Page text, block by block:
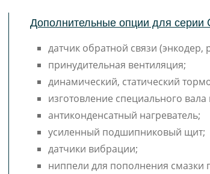
Дополнительные опции для серии
датчик обратной связи (энкодер,
принудительная вентиляция;
динамический, статический
изготовление специального
антиконденсатный нагреватель;
усиленный подшипниковый щит;
датчики вибрации;
ниппели для пополнения смазки